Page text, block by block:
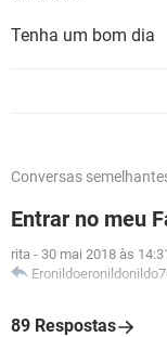
Tenha um bom dia
Conversas
Entrar no meu
rita - 30 mai 2018 às
89 Respostas